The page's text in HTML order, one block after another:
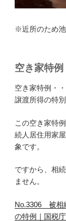
※近所のため池
空き家特例
空き家特例・
譲渡所得の特
この空き家特
続人居住用家
象です。
ですから、相
ません。
No.3306 被相
の特例｜国税庁